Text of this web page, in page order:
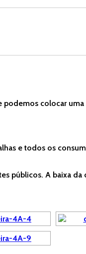
colocar
e todos os
públicos. A baixa